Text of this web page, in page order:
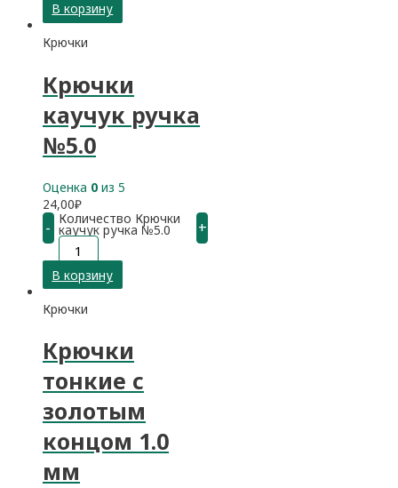
В корзину
Крючки
Крючки
каучук ручка
№5.0
Оценка 0 из 5
24,00₽
- Количество Крючки
каучук ручка №5.0 +
В корзину
Крючки
Крючки
тонкие с
золотым
концом 1.0
мм